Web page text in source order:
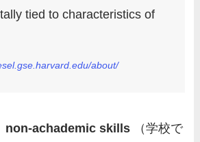
tied to characteristics of
about/
non-achademic skills （学校で